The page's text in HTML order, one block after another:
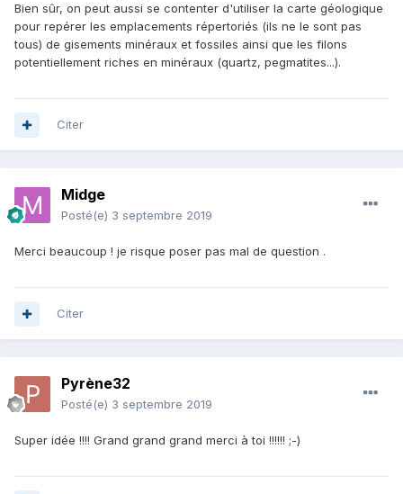
Bien sûr, on peut aussi se contenter d'utiliser la carte géologique
pour repérer les emplacements répertoriés (ils ne le sont pas
tous) de gisements minéraux et fossiles ainsi que les filons
potentiellement riches en minéraux (quartz, pegmatites...).
Citer
Midge
Posté(e) 3 septembre 2019
Merci beaucoup ! je risque poser pas mal de question .
Citer
Pyrène32
Posté(e) 3 septembre 2019
Super idée !!!! Grand grand grand merci à toi !!!!!! ;-)